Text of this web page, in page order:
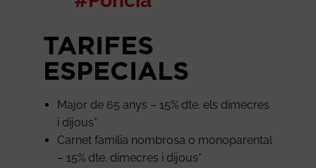
TARIFES
ESPECIALS
Major de 65 anys – 15% dte. els dimecres
i dijous*
Carnet família nombrosa o monoparental
– 15% dte. dimecres i dijous*